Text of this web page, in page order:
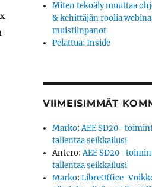
Miten tekoäly muuttaa
& kehittäjän roolia
muistiinpanot
Pelattua: Inside
VIIMEISIMMÄT
Marko:AEE SD20 -
tallentaa seikkailusi
Antero:AEE SD20 -
tallentaa seikkailusi
Marko:LibreOffice-